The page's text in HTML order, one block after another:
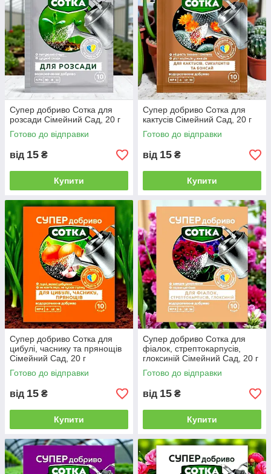
Супер добриво Сотка для
розсади Сімейний Сад, 20 г
Готово до відправки
від 15 ₴
Купити
Супер добриво Сотка для
кактусів Сімейний Сад, 20 г
Готово до відправки
від 15 ₴
Купити
Супер добриво Сотка для
цибулі, часнику та прянощів
Сімейний Сад, 20 г
Готово до відправки
від 15 ₴
Купити
Супер добриво Сотка для
фіалок, стрептокарпусів,
глоксиній Сімейний Сад, 20 г
Готово до відправки
від 15 ₴
Купити